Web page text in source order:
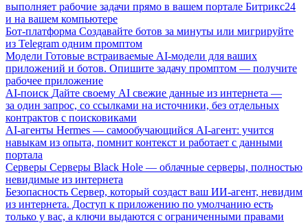
выполняет рабочие задачи прямо в вашем портале Битрикс24
и на вашем компьютере
Бот-платформа Создавайте ботов за минуты или мигрируйте
из Telegram одним промптом
Модели Готовые встраиваемые AI-модели для ваших
приложений и ботов. Опишите задачу промптом — получите
рабочее приложение
AI-поиск Дайте своему AI свежие данные из интернета —
за один запрос, со ссылками на источники, без отдельных
контрактов с поисковиками
AI-агенты Hermes — самообучающийся AI-агент: учится
навыкам из опыта, помнит контекст и работает с данными
портала
Серверы Серверы Black Hole — облачные серверы, полностью
невидимые из интернета
Безопасность Сервер, который создаст ваш ИИ-агент, невидим
из интернета. Доступ к приложению по умолчанию есть
только у вас, а ключи выдаются с ограниченными правами